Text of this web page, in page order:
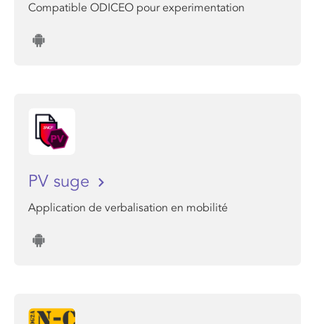
Compatible ODICEO pour experimentation
PV suge
Application de verbalisation en mobilité